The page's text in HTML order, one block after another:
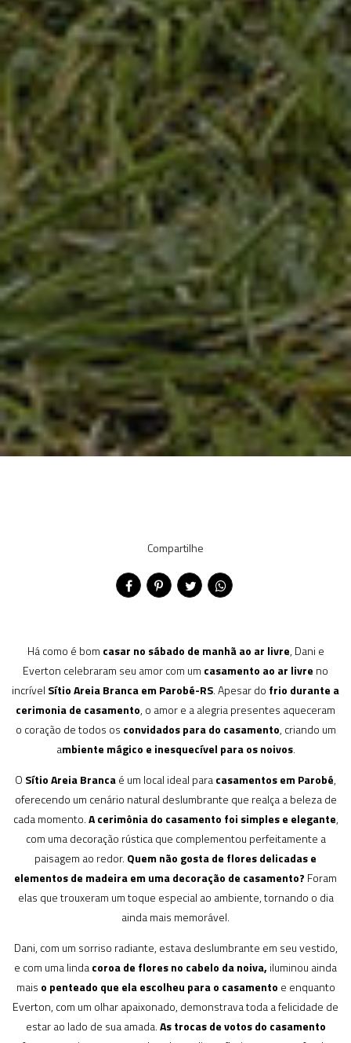
Compartilhe
Há como é bom casar no sábado de manhã ao ar livre, Dani e
Everton celebraram seu amor com um casamento ao ar livre no
incrível Sítio Areia Branca em Parobé-RS. Apesar do frio durante a
cerimonia de casamento, o amor e a alegria presentes aqueceram
o coração de todos os convidados para do casamento, criando um
ambiente mágico e inesquecível para os noivos.
O Sítio Areia Brancaé um local ideal paracasamentos em Parobé,
oferecendo um cenário natural deslumbrante que realça a beleza de
cada momento.A cerimônia do casamento foi simples e elegante,
com uma decoração rústica que complementou perfeitamente a
paisagem ao redor. Quem não gosta de flores delicadas e
elementos de madeira em uma decoração de casamento? Foram
elas que trouxeram um toque especial ao ambiente, tornando o dia
ainda mais memorável.
Dani, com um sorriso radiante, estava deslumbrante em seu vestido,
e com uma lindacoroa de flores no cabelo da noiva, iluminou ainda
mais o penteado que ela escolheu para o casamento e enquanto
Everton, com um olhar apaixonado, demonstrava toda a felicidade de
estar ao lado de sua amada.As trocas de votos do casamento